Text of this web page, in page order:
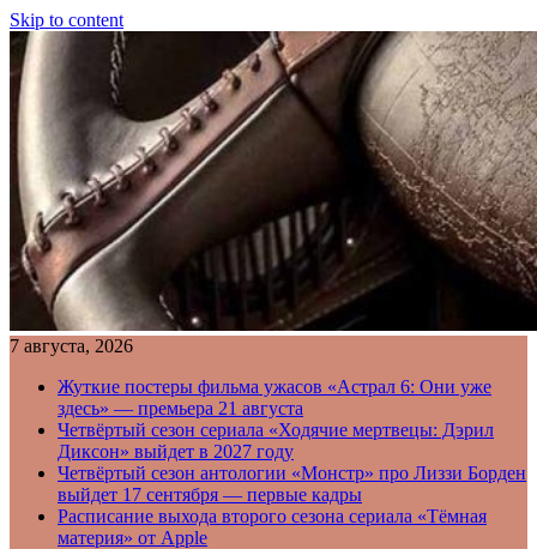
Skip to content
7 августа, 2026
Жуткие постеры фильма ужасов «Астрал 6: Они уже
здесь» — премьера 21 августа
Четвёртый сезон сериала «Ходячие мертвецы: Дэрил
Диксон» выйдет в 2027 году
Четвёртый сезон антологии «Монстр» про Лиззи Борден
выйдет 17 сентября — первые кадры
Расписание выхода второго сезона сериала «Тёмная
материя» от Apple